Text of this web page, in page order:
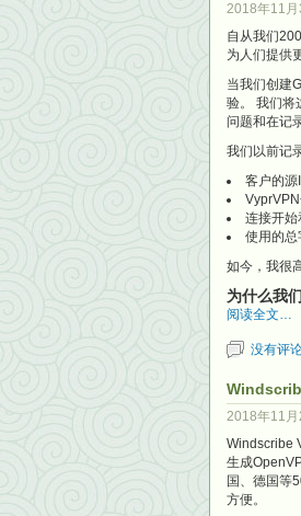
2018年11月
自从我们
为人们提供
当我们创建
验。 我们将
问题和在记
我们以前记
客户的源
连接开始
使用的总
如今，我很
为什么我
阅读全文…
没有评
2018年11月
Windscribe
生成
国、德国等
方便。